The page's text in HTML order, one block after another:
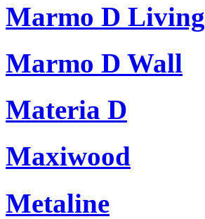
Marmo D Living
Marmo D Wall
Materia D
Maxiwood
Metaline